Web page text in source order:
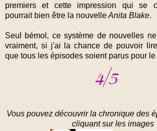
premiers et cette impression qui se
pourrait bien être la nouvelleAnita Blake.
Seul bémol, ce système de nouvelles
vraiment, si j'ai la chance de pouvoir
que tous les épisodes soient parus pour le
Vous pouvez découvrir la chronique des
cliquant sur les images